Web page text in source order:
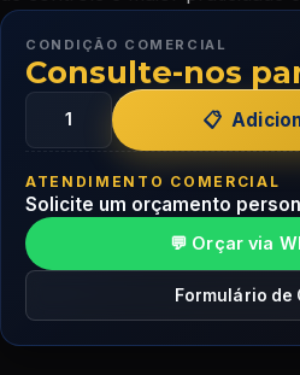
CONDIÇÃO COMERCIAL
Consulte-nos
ATENDIMENTO COMERCIAL
Solicite um orçamento
💬 Orçar via
Formulário de